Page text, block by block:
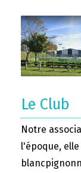
Le Club
Notre
l'époque,